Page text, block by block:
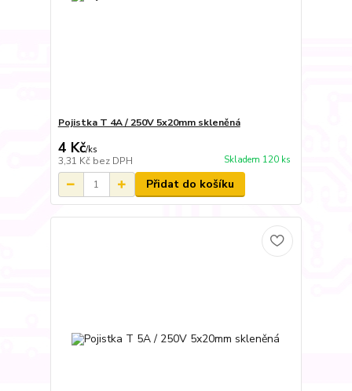
Pojistka T 4A / 250V 5x20mm skleněná
4 Kč/ks
3,31 Kč bez DPH Skladem 120 ks
Přidat do košíku